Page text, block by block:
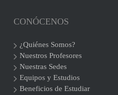
CONÓCENOS
¿Quiénes Somos?
Nuestros Profesores
Nuestras Sedes
Equipos y Estudios
Beneficios de Estudiar